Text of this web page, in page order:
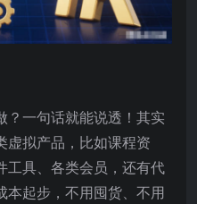
？一句话就能说透！其实
虚拟产品，比如课程资
工具、各类会员，还有代
本起步，不用囤货、不用